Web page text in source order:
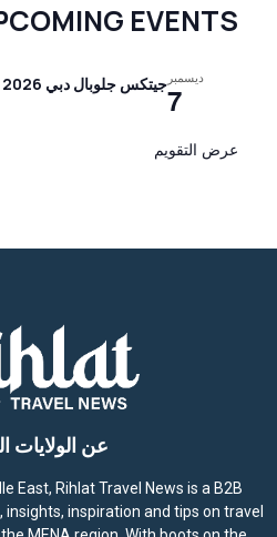
EVENTS
ديسمبر
7جيتكس جلوبال دبي 2026
عرض التقويم
عن الولايات
East, Rihlat Travel News is a B2B
inspiration and tips on travel